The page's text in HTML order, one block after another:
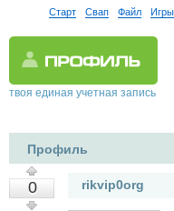
Старт Свап Файл Игры
твоя единая учетная запись
Профиль
0 rikvip0org